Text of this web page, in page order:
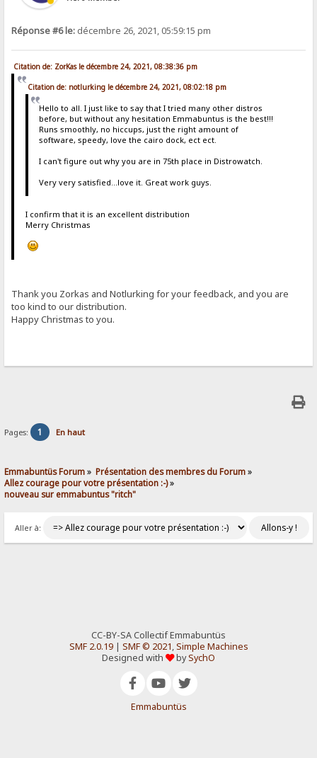
Réponse #6 le: décembre 26, 2021, 05:59:15 pm
Citation de: ZorKas le décembre 24, 2021, 08:38:36 pm
Citation de: notlurking le décembre 24, 2021, 08:02:18 pm
Hello to all. I just like to say that I tried many other distros
before, but without any hesitation Emmabuntus is the best!!!
Runs smoothly, no hiccups, just the right amount of
software, speedy, love the cairo dock, ect ect.
I can't figure out why you are in 75th place in Distrowatch.
Very very satisfied...love it. Great work guys.
I confirm that it is an excellent distribution
Merry Christmas
Thank you Zorkas and Notlurking for your feedback, and you are
too kind to our distribution.
Happy Christmas to you.
Pages: 1 En haut
Emmabuntüs Forum» Présentation des membres du Forum»
Allez courage pour votre présentation :-)»
nouveau sur emmabuntus "ritch"
Aller à:
CC-BY-SA Collectif Emmabuntüs
SMF 2.0.19| SMF © 2021,Simple Machines
Designed with
bySychO
Emmabuntüs